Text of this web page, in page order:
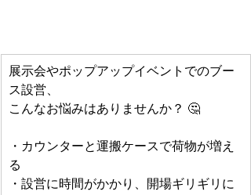
展示会やポップアップイベントでのブー
ス設営、
こんなお悩みはありませんか？ 🤔
・カウンターと運搬ケースで荷物が増え
る
・設営に時間がかかり、開場ギリギリに